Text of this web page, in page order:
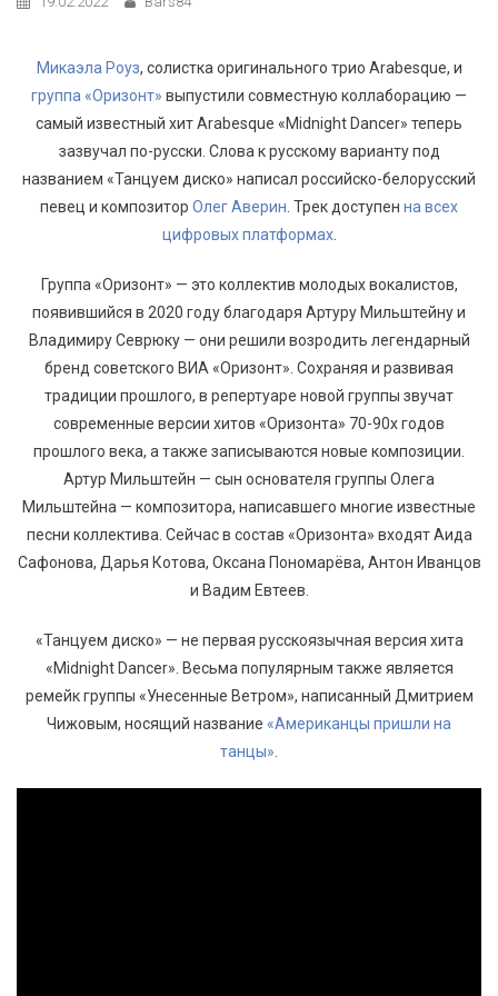
Микаэла Роуз, солистка оригинального трио Arabesque, и
группа «Оризонт» выпустили совместную коллаборацию —
самый известный хит Arabesque «Midnight Dancer» теперь
зазвучал по-русски. Слова к русскому варианту под
названием «Танцуем диско» написал российско-белорусский
певец и композитор Олег Аверин. Трек доступен на всех
цифровых платформах.
Группа «Оризонт» — это коллектив молодых вокалистов,
появившийся в 2020 году благодаря Артуру Мильштейну и
Владимиру Севрюку — они решили возродить легендарный
бренд советского ВИА «Оризонт». Сохраняя и развивая
традиции прошлого, в репертуаре новой группы звучат
современные версии хитов «Оризонта» 70-90х годов
прошлого века, а также записываются новые композиции.
Артур Мильштейн — сын основателя группы Олега
Мильштейна — композитора, написавшего многие известные
песни коллектива. Сейчас в состав «Оризонта» входят Аида
Сафонова, Дарья Котова, Оксана Пономарёва, Антон Иванцов
и Вадим Евтеев.
«Танцуем диско» — не первая русскоязычная версия хита
«Midnight Dancer». Весьма популярным также является
ремейк группы «Унесенные Ветром», написанный Дмитрием
Чижовым, носящий название «Американцы пришли на
танцы».